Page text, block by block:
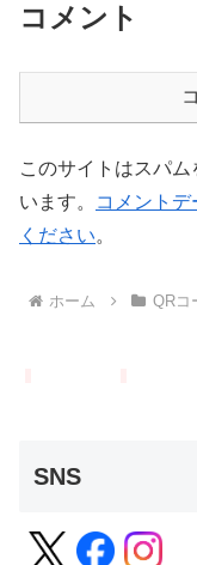
コメント
このサイトはスパ
います。
コメント
ください。
ホーム QRコ
SNS